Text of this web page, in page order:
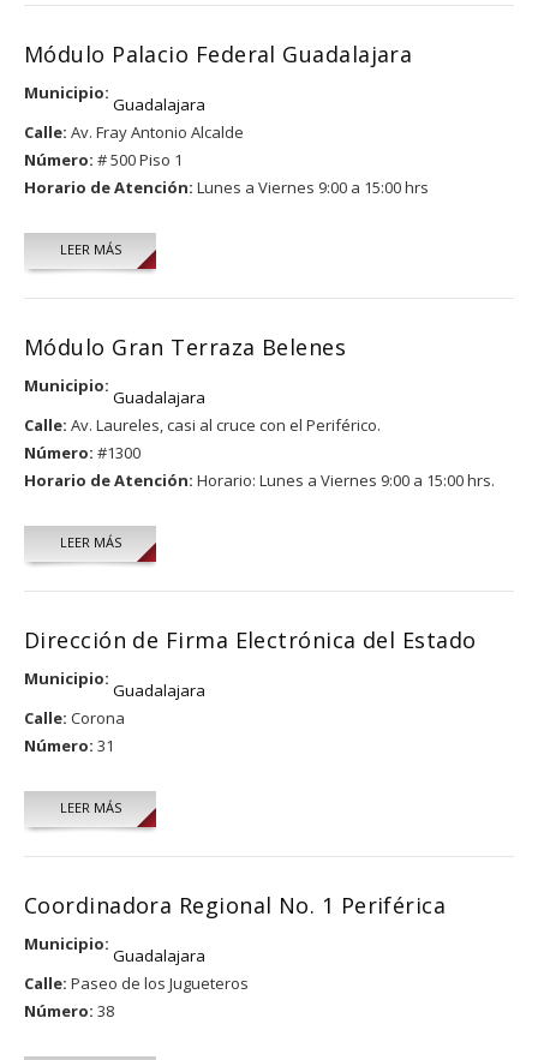
Módulo Palacio Federal Guadalajara
Municipio:
Guadalajara
Calle: Av. Fray Antonio Alcalde
Número: # 500 Piso 1
Horario de Atención: Lunes a Viernes 9:00 a 15:00 hrs
LEER MÁS
Módulo Gran Terraza Belenes
Municipio:
Guadalajara
Calle: Av. Laureles, casi al cruce con el Periférico.
Número: #1300
Horario de Atención: Horario: Lunes a Viernes 9:00 a 15:00 hrs.
LEER MÁS
Dirección de Firma Electrónica del Estado
Municipio:
Guadalajara
Calle: Corona
Número: 31
LEER MÁS
Coordinadora Regional No. 1 Periférica
Municipio:
Guadalajara
Calle: Paseo de los Jugueteros
Número: 38